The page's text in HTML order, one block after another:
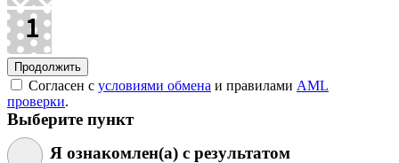
Согласен с условиями обмена и правилами AML
проверки.
Выберите пункт
Я ознакомлен(а) с результатом